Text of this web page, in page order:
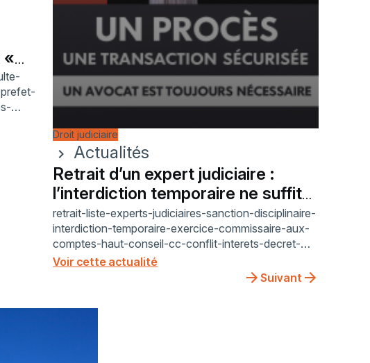
«
Droit judiciaire
chevron_right
Actualités
Retrait d’un expert judiciaire :
l’interdiction temporaire ne suffit
pas
retrait-liste-experts-judiciaires-sanction-disciplinaire-
interdiction-temporaire-exercice-commissaire-aux-
comptes-haut-conseil-cc-conflit-interets-decret-
2004-1463-article-2-2-loi-71-498-article-5-
jurisprudence-cour-de-cassation-24-22-805-
Voir cette actualité
Suivant